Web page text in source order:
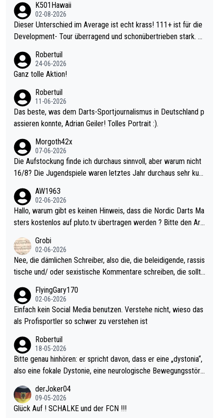
K501Hawaii
02-08-2026
Dieser Unterschied im Average ist echt krass! 111+ ist für die
Development- Tour überragend und schonübertrieben stark. U
mal 40+ erst recht. Da gewinnst keinen Blumentopf - ist ja noc
h krasser wie ein Pokalspiel eines Kreisligisten vs einem Bund
Robertuil
24-06-2026
Ganz tolle Aktion!
Robertuil
11-06-2026
Das beste, was dem Darts-Sportjournalismus in Deutschland p
assieren konnte, Adrian Geiler! Tolles Portrait :).
Morgoth42x
07-06-2026
Die Aufstockung finde ich durchaus sinnvoll, aber warum nicht
16/8? Die Jugendspiele waren letztes Jahr durchaus sehr kurz
Allerdings ist Mitchell Lawrie als Nummer 1 der Welt eh qualifi
ziert. Somit ändert die automatische Qualifikation des Weltmei
sters erstmal nichts. Ich denke sie wollen damit für nächstes J
ohl wenig WDF Turniere spielen. Dies war bei Archie Self letzt
es Jahr der Fall. Er musste als amtierender Weltmeister durch
den Qualifier und ich glaube kaum, dass Mitchel sich das (in Ve
el hat.
AW1963
02-06-2026
Hallo, warum gibt es keinen Hinweis, dass die Nordic Darts Ma
sters kostenlos auf pluto.tv übertragen werden ? Bitte den Arti
Grobi
02-06-2026
Nee, die dämlichen Schreiber, also die, die beleidigende, rassis
tische und/ oder sexistische Kommentare schreiben, die sollte
s Leben in den Griff kriegen. Nur eins wundert mich: Luke Little
r war doch neulich erst derjenige, der über Social Media GvV p
rovoziert hat. Und Littlers Mutter schießt öfters mal gegen Ric
FlyingGary170
02-06-2026
Einfach kein Social Media benutzen. Verstehe nicht, wieso das
als Profisportler so schwer zu verstehen ist
Robertuil
18-05-2026
Bitte genau hinhören: er spricht davon, dass er eine „dystonia“,
also eine fokale Dystonie, eine neurologische Bewegungsstöru
erden, im Arm hat. Und, dass Medikamente ihm helfen! Ich glau
be immer noch, dass sehr viele der Dartits-Fälle fälschlich psy
derJoker04
09-05-2026
Glück Auf ! SCHALKE und der FCN !!!